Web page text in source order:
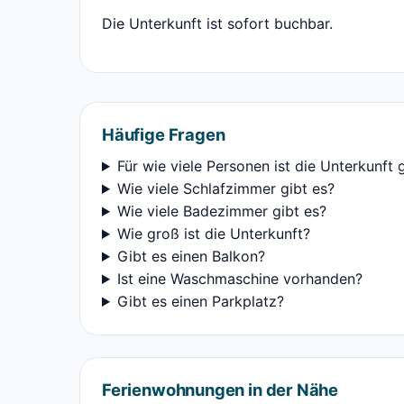
Die Unterkunft ist sofort buchbar.
Häufige Fragen
Für wie viele Personen ist die Unterkunft
Wie viele Schlafzimmer gibt es?
Wie viele Badezimmer gibt es?
Wie groß ist die Unterkunft?
Gibt es einen Balkon?
Ist eine Waschmaschine vorhanden?
Gibt es einen Parkplatz?
Ferienwohnungen in der Nähe